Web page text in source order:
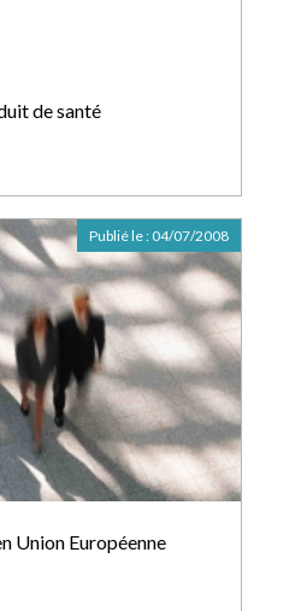
de santé
Union Européenne
Publié le : 04/07/2008